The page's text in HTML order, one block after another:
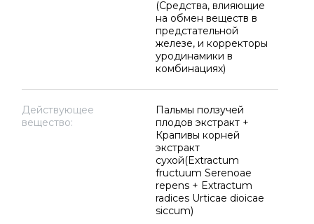
(Средства, влияющие
на обмен веществ в
предстательной
железе, и корректоры
уродинамики в
комбинациях)
Действующее
вещество:
Пальмы ползучей
плодов экстракт +
Крапивы корней
экстракт
сухой(Extractum
fructuum Serenoae
repens + Extractum
radices Urticae dioicae
siccum)